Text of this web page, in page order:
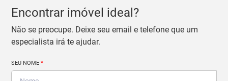
Encontrar imóvel ideal?
Não se preocupe. Deixe seu email e telefone que um
especialista irá te ajudar.
SEU NOME*